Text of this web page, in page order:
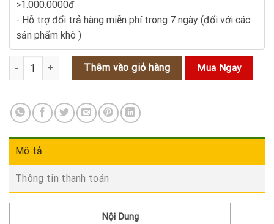
>1.000.0000đ
- Hỗ trợ đổi trả hàng miễn phí trong 7 ngày (đối với các
sản phẩm khô )
Cam thảo dây - cây thuốc hỗ trợ chữa viêm dạ dày số lượng
Thêm vào giỏ hàng Mua Ngay
Mô tả
Thông tin thanh toán
Nội Dung